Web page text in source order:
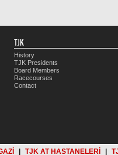
TJK
History
TJK Presidents
Board Members
Racecourses
Contact
TJK AT HASTANELERİ